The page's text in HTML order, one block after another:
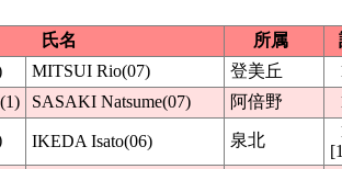
氏名 所属
MITSUI Rio(07) 登美丘
SASAKI Natsume(07) 阿倍野
IKEDA Isato(06) 泉北